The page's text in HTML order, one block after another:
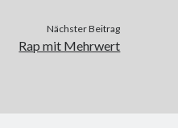
Nächster Beitrag
Rap mit Mehrwert